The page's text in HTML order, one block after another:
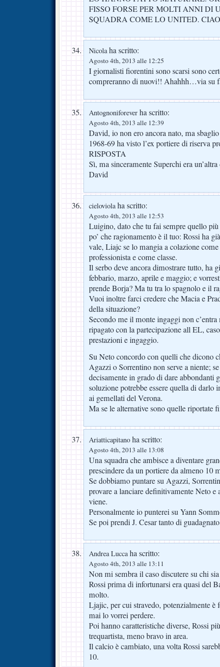
FISSO FORSE PER MOLTI ANNI DI
SQUADRA COME LO UNITED.
Nicolaha scritto:
Agosto 4th, 2013 alle 12:25
I giornalisti fiorentini sono scarsi sono
compreranno di nuovi!! Ahahhh…via su
Antognoniforever ha scritto:
Agosto 4th, 2013 alle 12:39
David, io non ero ancora nato, ma
1968-69 ha visto l’ex portiere di riserva
RISPOSTA
Sì, ma sinceramente Superchi era
David
cieloviolaha scritto:
Agosto 4th, 2013 alle 12:53
Luigino, dato che tu fai sempre quello
po’ che ragionamento è il tuo: Rossi ha
vale, Liajc se lo mangia a colazione
professionista e come classe.
Il serbo deve ancora dimostrare tutto, ha
febbario, marzo, aprile e maggio; e
prende Borja? Ma tu tra lo spagnolo e il
Vuoi inoltre farci credere che Macia e
della situazione?
Secondo me il monte ingaggi non
ripagato con la partecipazione all EL,
prestazioni e ingaggio.
Su Neto concordo con quelli che dicono
Agazzi o Sorrentino non serve a niente;
decisamente in grado di dare abbondanti
soluzione potrebbe essere quella di darlo
ai gemellati del Verona.
Ma se le alternative sono quelle riportate
Ariatticapitano ha scritto:
Agosto 4th, 2013 alle 13:08
Una squadra che ambisce a diventare
prescindere da un portiere da almeno 10
Se dobbiamo puntare su Agazzi,
provare a lanciare definitivamente Neto e
viene.
Personalmente io punterei su Yann
Se poi prendi J. Cesar tanto di
Andrea Luccaha scritto:
Agosto 4th, 2013 alle 13:11
Non mi sembra il caso discutere su chi
Rossi prima di infortunarsi era quasi del
molto.
Ljajic, per cui stravedo, potenzialmente
mai lo vorrei perdere.
Poi hanno caratteristiche diverse, Rossi
trequartista, meno bravo in area.
Il calcio è cambiato, una volta Rossi
10.